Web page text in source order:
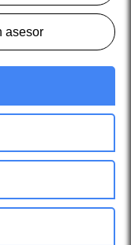
asesor